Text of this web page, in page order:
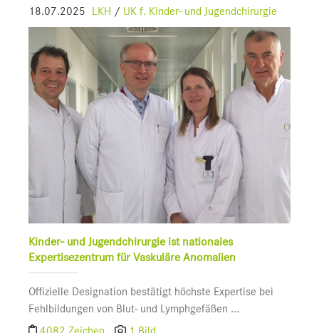
18.07.2025 LKH / UK f. Kinder- und Jugendchirurgie
Kinder- und Jugendchirurgie ist nationales
Expertisezentrum für Vaskuläre Anomalien
Offizielle Designation bestätigt höchste Expertise bei
Fehlbildungen von Blut- und Lymphgefäßen ...